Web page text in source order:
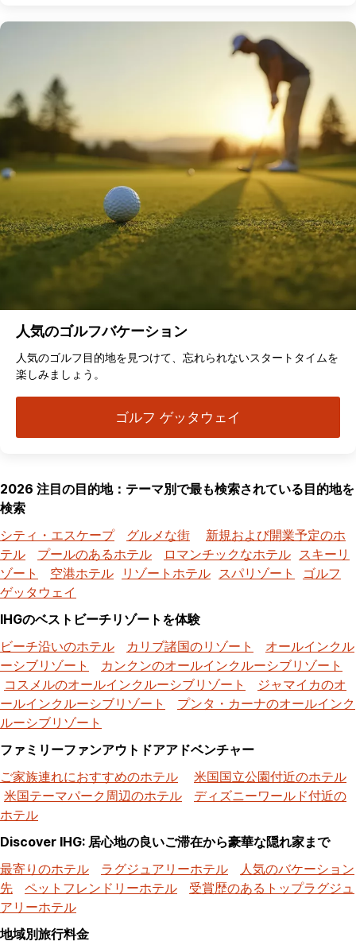
人気のゴルフバケーション
人気のゴルフ目的地を見つけて、忘れられないスタートタイムを
楽しみましょう。
ゴルフ ゲッタウェイ
2026 注目の目的地：テーマ別で最も検索されている目的地を
検索
シティ・エスケープ
グルメな街
新規および開業予定のホ
テル
プールのあるホテル ロマンチックなホテル スキーリ
ゾート
空港ホテル リゾートホテル スパリゾート
ゴルフ
ゲッタウェイ
IHGのベストビーチリゾートを体験
ビーチ沿いのホテル
カリブ諸国のリゾート
オールインクル
ーシブリゾート
カンクンのオールインクルーシブリゾート
コスメルのオールインクルーシブリゾート
ジャマイカのオ
ールインクルーシブリゾート
プンタ・カーナのオールインク
ルーシブリゾート
ファミリーファンアウトドアアドベンチャー
ご家族連れにおすすめのホテル
米国国立公園付近のホテル
米国テーマパーク周辺のホテル
ディズニーワールド付近の
ホテル
Discover IHG: 居心地の良いご滞在から豪華な隠れ家まで
最寄りのホテル
ラグジュアリーホテル
人気のバケーション
先
ペットフレンドリーホテル
受賞歴のあるトップラグジュ
アリーホテル
地域別旅行料金